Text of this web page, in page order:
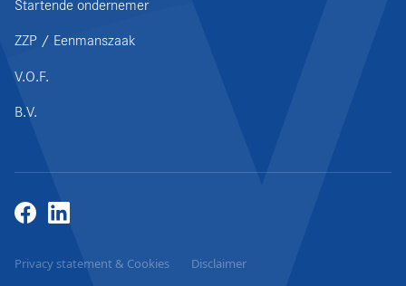
Startende ondernemer
ZZP / Eenmanszaak
V.O.F.
B.V.
Privacy statement & Cookies Disclaimer